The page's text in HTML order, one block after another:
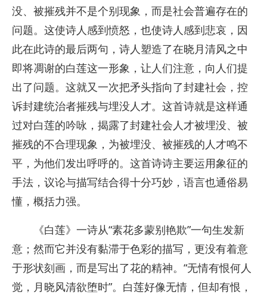
没、被摧残并不是个别现象，而是社会普遍存在的
问题。这使诗人感到愤怒，也使诗人感到悲哀，因
此在此诗的最后两句，诗人塑造了在晓月清风之中
即将凋谢的白莲这一形象，让人们注意，向人们提
出了问题。这就又一次把矛头指向了封建社会，控
诉封建统治者摧残与埋没人才。这首诗就是这样通
过对白莲的吟咏，揭露了封建社会人才被埋没、被
摧残的不合理现象，为被埋没、被摧残的人才鸣不
平，为他们发出呼呼的。这首诗诗主要运用象征的
手法，议论与描写结合得十分巧妙，语言也通俗易
懂，概括力强。
《白莲》一诗从“素花多蒙别艳欺”一句生发新
意；然而它并没有黏滞于色彩的描写，更没有着意
于形状刻画，而是写出了花的精神。“无情有恨何人
觉，月晓风清欲堕时”。白莲好像无情，但却有恨，